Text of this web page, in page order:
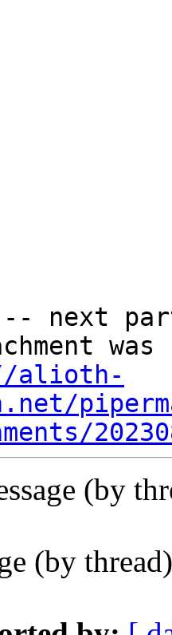
next
alioth-
(by
(by